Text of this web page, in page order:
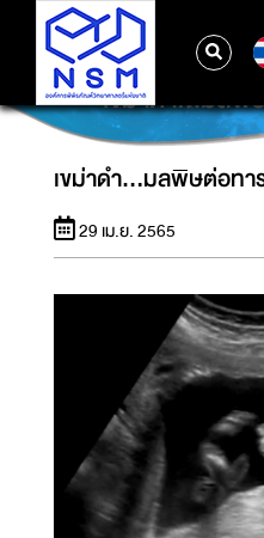
เขม่าดำ...มลพิ
เขม่าดำ...มลพิษต่อทา
29 เม.ย. 2565